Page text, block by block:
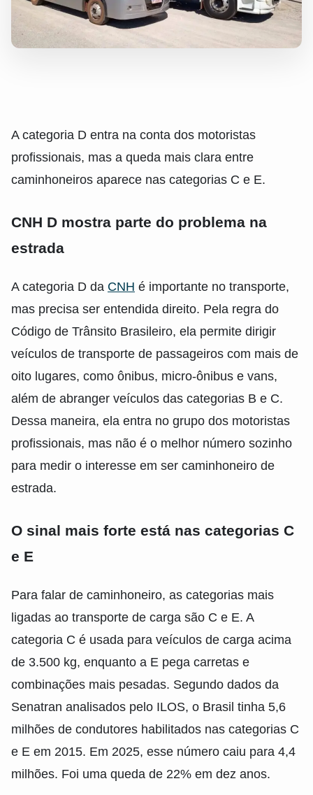
A categoria D entra na conta dos motoristas
profissionais, mas a queda mais clara entre
caminhoneiros aparece nas categorias C e E.
CNH D mostra parte do problema na
estrada
A categoria D da CNH é importante no transporte,
mas precisa ser entendida direito. Pela regra do
Código de Trânsito Brasileiro, ela permite dirigir
veículos de transporte de passageiros com mais de
oito lugares, como ônibus, micro-ônibus e vans,
além de abranger veículos das categorias B e C.
Dessa maneira, ela entra no grupo dos motoristas
profissionais, mas não é o melhor número sozinho
para medir o interesse em ser caminhoneiro de
estrada.
O sinal mais forte está nas categorias C
e E
Para falar de caminhoneiro, as categorias mais
ligadas ao transporte de carga são C e E. A
categoria C é usada para veículos de carga acima
de 3.500 kg, enquanto a E pega carretas e
combinações mais pesadas. Segundo dados da
Senatran analisados pelo ILOS, o Brasil tinha 5,6
milhões de condutores habilitados nas categorias C
e E em 2015. Em 2025, esse número caiu para 4,4
milhões. Foi uma queda de 22% em dez anos.